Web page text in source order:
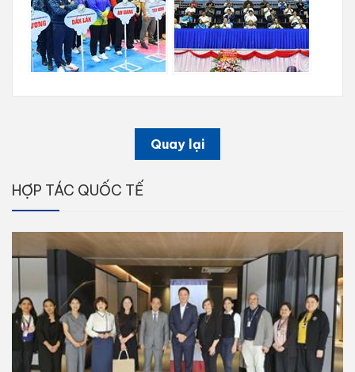
Quay lại
HỢP TÁC QUỐC TẾ